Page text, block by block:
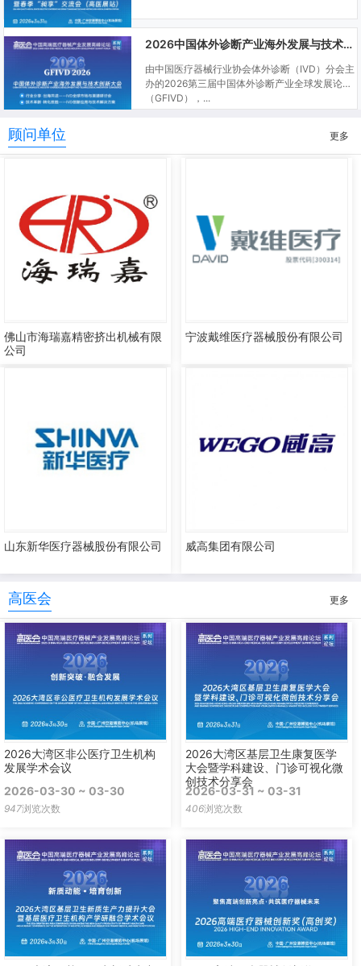
2026中国体外诊断产业海外发展与技术创新大会
由中国医疗器械行业协会体外诊断（IVD）分会主
办的2026第三届中国体外诊断产业全球发展论坛
（GFIVD），...
顾问单位 更多
佛山市海瑞嘉精密挤出机械有限
公司
宁波戴维医疗器械股份有限公司
山东新华医疗器械股份有限公司 威高集团有限公司
高医会 更多
2026大湾区非公医疗卫生机构
发展学术会议
2026-03-30 ~ 03-30
947浏览次数
2026大湾区基层卫生康复医学
大会暨学科建设、门诊可视化微
创技术分享会
2026-03-31 ~ 03-31
406浏览次数